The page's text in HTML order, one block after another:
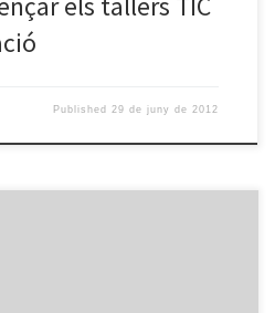
Published 29 de juny de 2012